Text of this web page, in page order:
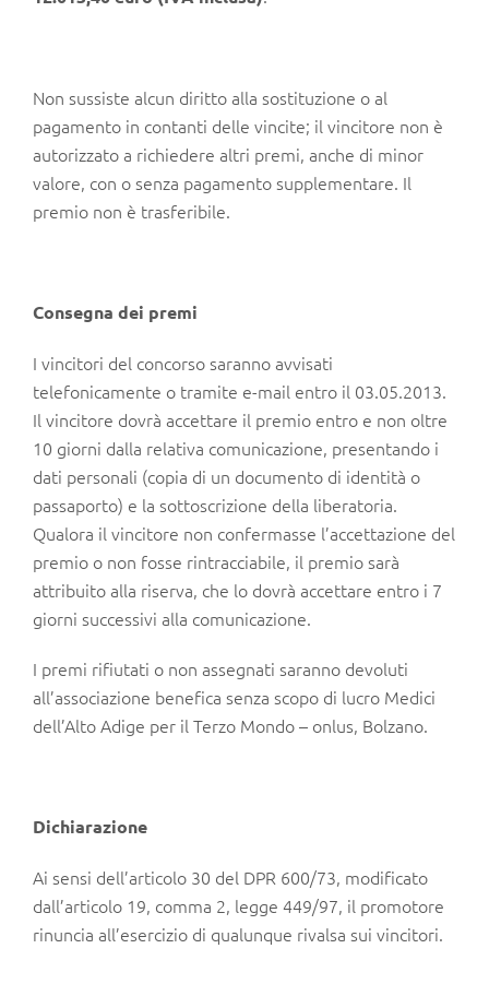
Non sussiste alcun diritto alla sostituzione o al
pagamento in contanti delle vincite; il vincitore non è
autorizzato a richiedere altri premi, anche di minor
valore, con o senza pagamento supplementare. Il
premio non è trasferibile.
Consegna dei premi
I vincitori del concorso saranno avvisati
telefonicamente o tramite e-mail entro il 03.05.2013.
Il vincitore dovrà accettare il premio entro e non oltre
10 giorni dalla relativa comunicazione, presentando i
dati personali (copia di un documento di identità o
passaporto) e la sottoscrizione della liberatoria.
Qualora il vincitore non confermasse l’accettazione del
premio o non fosse rintracciabile, il premio sarà
attribuito alla riserva, che lo dovrà accettare entro i 7
giorni successivi alla comunicazione.
I premi rifiutati o non assegnati saranno devoluti
all’associazione benefica senza scopo di lucro Medici
dell’Alto Adige per il Terzo Mondo – onlus, Bolzano.
Dichiarazione
Ai sensi dell’articolo 30 del DPR 600/73, modificato
dall’articolo 19, comma 2, legge 449/97, il promotore
rinuncia all’esercizio di qualunque rivalsa sui vincitori.